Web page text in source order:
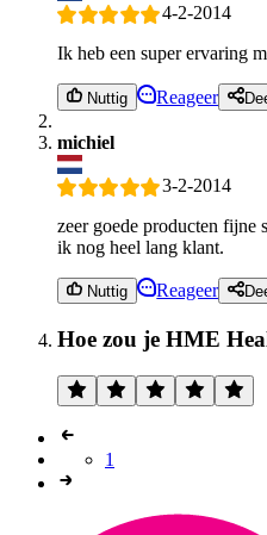
4-2-2014
Ik heb een super ervaring
Nuttig Reageer
michiel
3-2-2014
zeer goede producten fijne
ik nog heel lang klant.
Nuttig Reageer
Hoe zou je HME
1